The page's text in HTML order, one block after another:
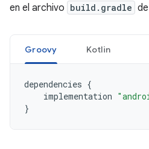
en el archivo build.gradle
Groovy Kotlin
dependencies {
implementation
}